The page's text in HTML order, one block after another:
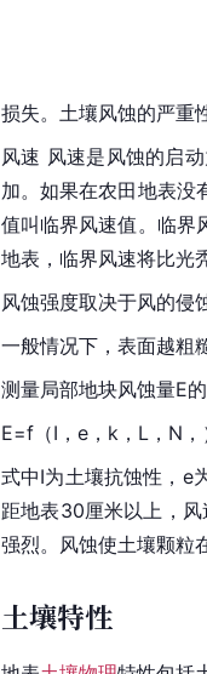
损失。土壤风蚀的严重
风速 风速是风蚀的启
加。如果在农田地表没
值叫临界风速值。临界
地表，临界风速将比光
风蚀强度取决于风的侵
一般情况下，表面越粗
测量局部地块风蚀量E的
E=f（I，e，k，L，N，
式中I为土壤抗蚀性 ，e
距地表30厘米以上，
强烈。风蚀使土壤颗粒
土壤特性